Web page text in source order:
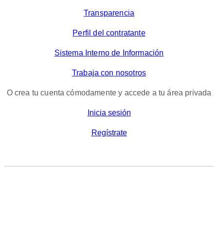
Transparencia
Perfil del contratante
Sistema Interno de Información
Trabaja con nosotros
O crea tu cuenta cómodamente y accede a tu área privada
Inicia sesión
Regístrate